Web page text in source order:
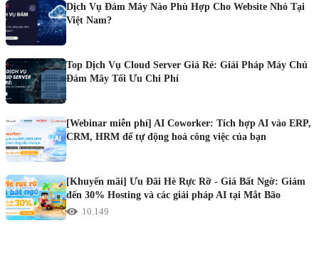
Dịch Vụ Đám Mây Nào Phù Hợp Cho Website Nhỏ Tại
Việt Nam?
Top Dịch Vụ Cloud Server Giá Rẻ: Giải Pháp Máy Chủ
Đám Mây Tối Ưu Chi Phí
[Webinar miễn phí] AI Coworker: Tích hợp AI vào ERP,
CRM, HRM để tự động hoá công việc của bạn
[Khuyến mãi] Ưu Đãi Hè Rực Rỡ - Giá Bất Ngờ: Giảm
đến 30% Hosting và các giải pháp AI tại Mắt Bão
10.149